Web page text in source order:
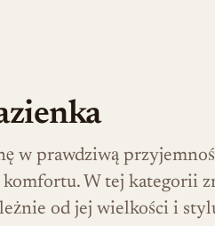
w prawdziwą
W tej kategorii
od jej wielkości i